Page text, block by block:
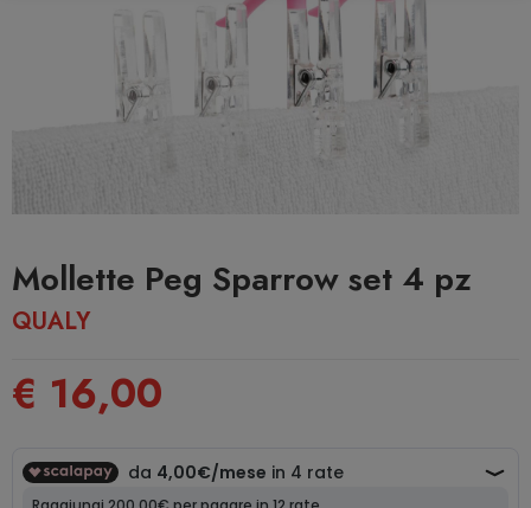
Mollette Peg Sparrow set 4 pz
QUALY
€ 16,00